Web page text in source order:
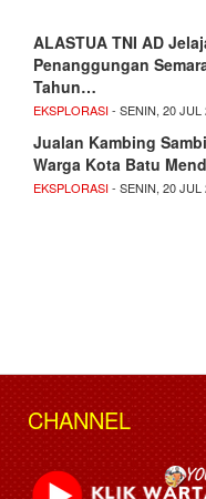
ALASTUA TNI AD
Penanggungan
Tahun…
EKSPLORASI- SENIN, 20 JUL
Jualan Kambing
Warga Kota Batu
EKSPLORASI- SENIN, 20 JUL
CHANNEL